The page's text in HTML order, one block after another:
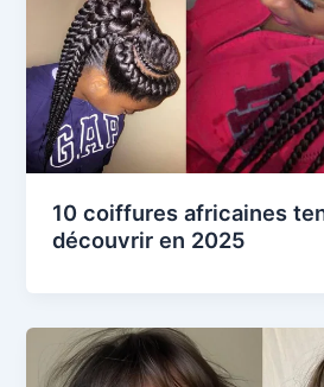
10 coiffures africaines
découvrir en 2025